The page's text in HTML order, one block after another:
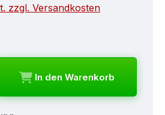
zzgl. Versandkosten
Gib den
In den Warenkorb